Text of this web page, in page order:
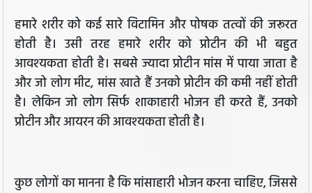
हमारे शरीर को कई सारे विटामिन और पोषक तत्वों की जरूरत
होती है। उसी तरह हमारे शरीर को प्रोटीन की भी बहुत
आवश्यकता होती है। सबसे ज्यादा प्रोटीन मांस में पाया जाता है
और जो लोग मीट, मांस खाते हैं उनको प्रोटीन की कमी नहीं होती
है। लेकिन जो लोग सिर्फ शाकाहारी भोजन ही करते हैं, उनको
प्रोटीन और आयरन की आवश्यकता होती है।
कुछ लोगों का मानना है कि मांसाहारी भोजन करना चाहिए, जिससे